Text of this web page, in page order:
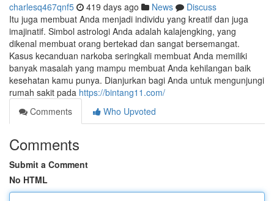
charlesq467qnf5 419 days ago News
Discuss
Itu juga membuat Anda menjadi individu yang kreatif dan juga
imajinatif. Simbol astrologi Anda adalah kalajengking, yang
dikenal membuat orang bertekad dan sangat bersemangat.
Kasus kecanduan narkoba seringkali membuat Anda memiliki
banyak masalah yang mampu membuat Anda kehilangan baik
kesehatan kamu punya. Dianjurkan bagi Anda untuk mengunjungi
rumah sakit pada https://bintang11.com/
Comments
Who Upvoted
Comments
Submit a Comment
No HTML